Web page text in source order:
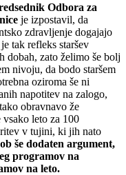
Odbora za
je izpostavil, da
zdravljenje dogajajo
tak refleks staršev
dobah, zato želimo še bolj
nivoju, da bodo staršem
oziroma še ni
napotitev na zalogo,
obravnavo že
leto za 100
v tujini, ki jih nato
še dodaten argument,
programov na
na leto.